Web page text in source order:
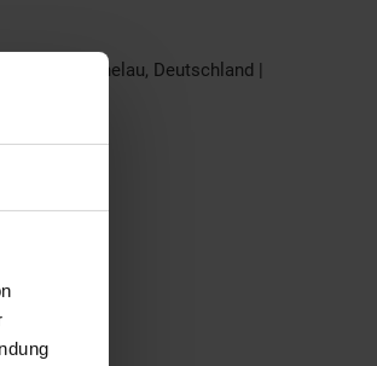
96247 Michelau, Deutschland |